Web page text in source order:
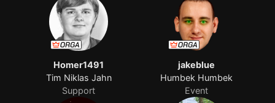
Homer1491
Tim Niklas Jahn
Support
jakeblue
Humbek Humbek
Event